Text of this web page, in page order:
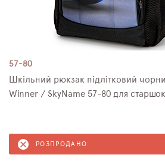
57-80
Шкільний рюкзак підлітковий
Winner / SkyName 57-80 для
РОЗПРОДАНО